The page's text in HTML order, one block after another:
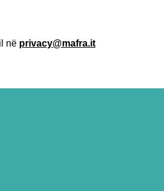
në privacy@mafra.it